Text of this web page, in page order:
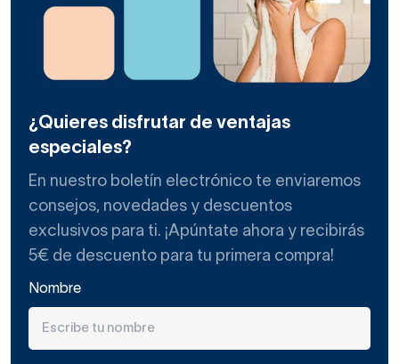
¿Quieres disfrutar de ventajas
especiales?
En nuestro boletín electrónico te enviaremos
consejos, novedades y descuentos
exclusivos para ti. ¡Apúntate ahora y recibirás
5€ de descuento para tu primera compra!
Nombre